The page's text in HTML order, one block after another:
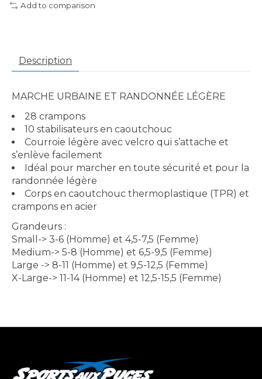
Add to comparison
Description
MARCHE URBAINE ET RANDONNÉE LÉGÈRE
28 crampons
10 stabilisateurs en caoutchouc
Courroie légère avec velcro qui s’attache et
s’enlève facilement
Idéal pour marcher en toute sécurité et pour la
randonnée légère
Corps en caoutchouc thermoplastique (TPR) et
crampons en acier
Grandeurs :
Small-> 3-6 (Homme) et 4,5-7,5 (Femme)
Medium-> 5-8 (Homme) et 6,5-9,5 (Femme)
Large -> 8-11 (Homme) et 9,5-12,5 (Femme)
X-Large-> 11-14 (Homme) et 12,5-15,5 (Femme)